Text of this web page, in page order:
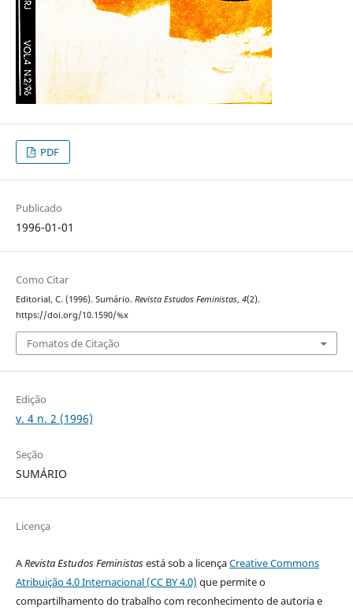
PDF
Publicado
1996-01-01
Como Citar
Editorial, C. (1996). Sumário. Revista Estudos Feministas, 4(2).
https://doi.org/10.1590/%x
Fomatos de Citação
Edição
v. 4 n. 2 (1996)
Seção
SUMÁRIO
Licença
ARevista Estudos Feministasestá sob a licençaCreative Commons
Atribuição 4.0 Internacional (CC BY 4.0) que permite o
compartilhamento do trabalho com reconhecimento de autoria e